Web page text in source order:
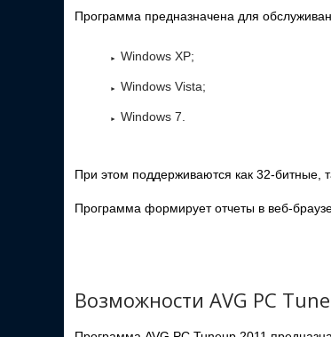
Программа предназначена для
Windows XP;
Windows Vista;
Windows 7.
При этом поддерживаются как 32-битные,
Программа формирует отчеты в веб-
Возможности AVG PC